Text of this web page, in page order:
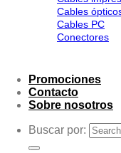
Cables
Cables PC
Conectores
Promociones
Contacto
Sobre nosotros
Buscar por: